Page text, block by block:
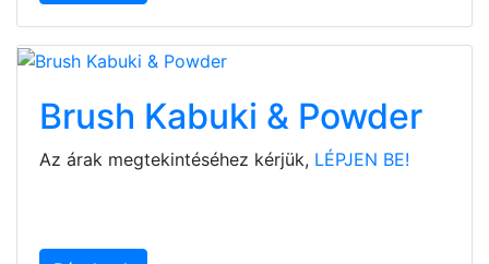
Brush Kabuki & Powder
Az árak megtekintéséhez kérjük, LÉPJEN BE!